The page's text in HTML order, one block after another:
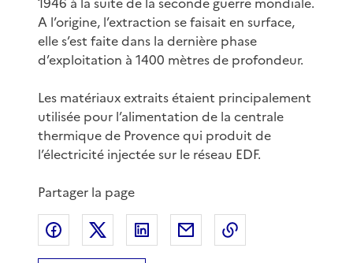
A l’origine, l’extraction se faisait en surface,
elle s’est faite dans la dernière phase
d’exploitation à 1400 mètres de profondeur.
Les matériaux extraits étaient principalement
utilisée pour l’alimentation de la centrale
thermique de Provence qui produit de
l’électricité injectée sur le réseau EDF.
Partager la page
Partager sur Facebook
Partager sur XPartager sur LinkedIn
Partager par email